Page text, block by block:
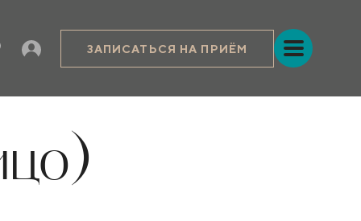
ЗАПИСАТЬСЯ НА ПРИЁМ